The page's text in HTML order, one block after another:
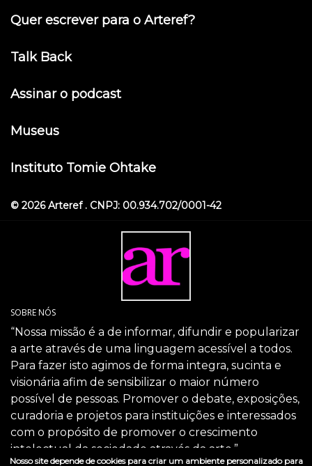
Quer escrever para o Arteref?
Talk Back
Assinar o podcast
Museus
Instituto Tomie Ohtake
© 2026 Arteref . CNPJ: 00.934.702/0001-42
SOBRE NÓS
“Nossa missão é a de informar, difundir e popularizar
a arte através de uma linguagem acessível a todos.
Para fazer isto agimos de forma integra, sucinta e
visionária afim de sensibilizar o maior número
possível de pessoas. Promover o debate, exposições,
curadoria e projetos para instituições e interessados
com o propósito de promover o crescimento
intelectual da sociedade através da arte.”
Nosso site depende de cookies para criar um ambiente personalizado para